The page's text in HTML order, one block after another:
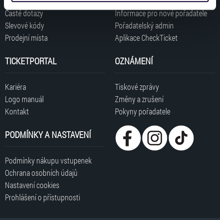
získali v důsledku toho, že používáte jejich služby. Jaké
typy cookies používáme, naleznete níže. Možnosti
zpracování upravíte zaškrtnutím příslušné varianty. Svoji
volbu můžete kdykoliv změnit v zápatí stránky v záložce
Časté dotazy
Slevové kódy
Prodejní místa
Informace pro nové pořadatele
Pořadatelský admin
Aplikace CheckTicket
TICKETPORTAL
Kariéra
Logo manuál
Kontakt
OZNÁMENÍ
Tiskové zprávy
Změny a zrušení
Pokyny pořadatele
PODMÍNKY A NASTAVENÍ
Podmínky nákupu vstupenek
Ochrana osobních údajů
Nastavení cookies
Prohlášení o přístupnosti